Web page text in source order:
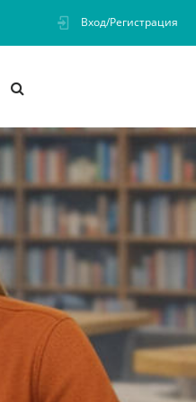
Вход/Регистрация